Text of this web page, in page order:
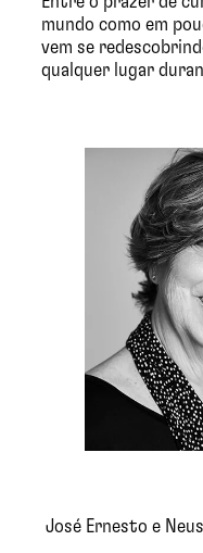
mundo como em
vem se
qualquer lugar
José Ernesto e